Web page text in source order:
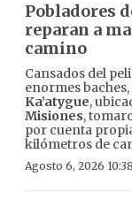
Pobladores
reparan a
camino
Cansados del
enormes
Ka’atygue,
Misiones,
por cuenta
kilómetros de
Agosto 6, 2026